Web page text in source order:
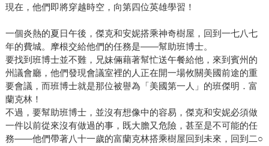
現在，他們即將穿越時空，向第四位英雄學習！
一個炎熱的夏日午後，傑克和安妮搭乘神奇樹屋，回到一七八七
年的費城。摩根交給他們的任務是——幫助班博士。
要找到班博士並不難，兄妹倆藉著幫忙送午餐給他，來到賓州的
州議會廳，他們發現會議室裡的人正在開一場攸關美國前途的重
要會議，而班博士就是那位被譽為「美國第一人」的班傑明．富
蘭克林！
不過，要幫助班博士，並沒有想像中的容易，傑克和安妮必須做
一件以前從來沒有做過的事，既大膽又危險，甚至是不可能的任
務——他們帶著八十一歲的富蘭克林搭乘樹屋回到未來，回到二○